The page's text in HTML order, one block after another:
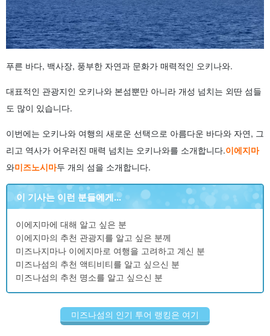
10.1.푸른 바다와 백사장이 펼쳐진 해변
10.2.해양 액티비티를 즐기자
10.3.깨끗한 자갈길
11.1. 미즈나 비치
11.3.갈매기 바위 해변
12.미즈나섬에서 즐길 수 있는 액티비티
12.2.다이빙
12.3.SUP
12.5.카누・카약
13.미즈나섬의 인기 투어 3선
13.1.스노클링 투어
14.요약
푸른 바다, 백사장, 풍부한 자연과 문화가 매력적인 오키나와.
대표적인 관광지인 오키나와 본섬뿐만 아니라 개성 넘치는 외딴 섬들
도 많이 있습니다.
이번에는 오키나와 여행의 새로운 선택으로 아름다운 바다와 자연, 그
리고 역사가 어우러진 매력 넘치는 오키나와를 소개합니다.이에지마
와미즈노시마두 개의 섬을 소개합니다.
이 기사는 이런 분들에게...
이에지마에 대해 알고 싶은 분
이에지마의 추천 관광지를 알고 싶은 분께
미즈나지마나 이에지마로 여행을 고려하고 계신 분
미즈나섬의 추천 액티비티를 알고 싶으신 분
미즈나섬의 추천 명소를 알고 싶으신 분
미즈나섬의 인기 투어 랭킹은 여기